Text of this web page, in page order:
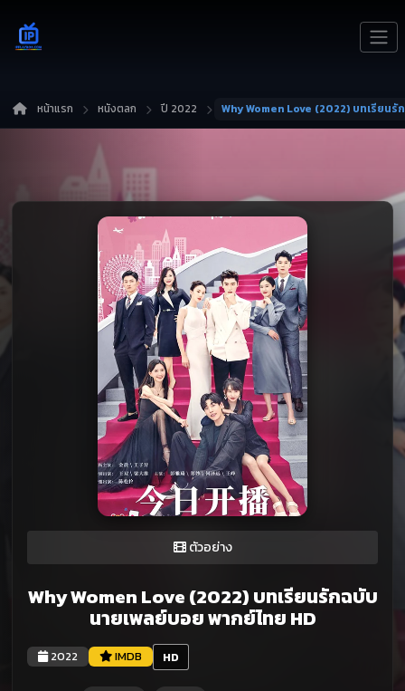
หน้าแรก หนังตลก ปี 2022
ตัวอย่าง
Why Women Love (2022) บทเรียนรักฉบับ
นายเพลย์บอย พากย์ไทย HD
2022 IMDB HD